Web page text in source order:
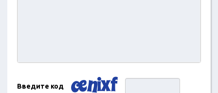
Введите код